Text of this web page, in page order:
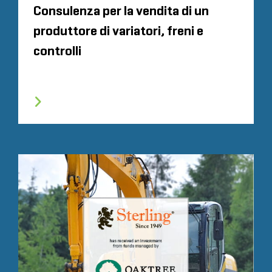
Consulenza per la vendita di un
produttore di variatori, freni e
controlli